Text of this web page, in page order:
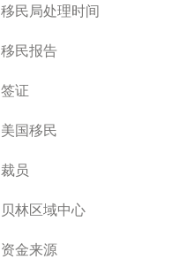
移民局处理时间
移民报告
签证
美国移民
裁员
贝林区域中心
资金来源